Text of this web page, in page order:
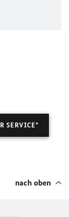
SERVICE"
nach oben